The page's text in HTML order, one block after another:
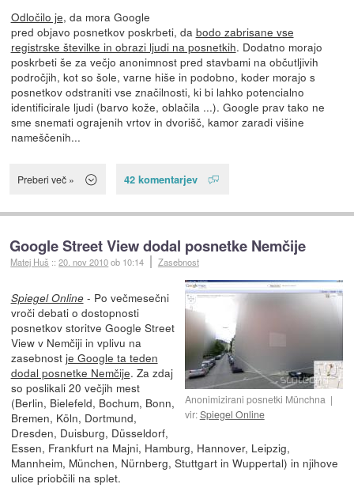
Odločilo je, da mora Google
pred objavo posnetkov poskrbeti, da bodo zabrisane vse
registrske številke in obrazi ljudi na posnetkih. Dodatno morajo
poskrbeti še za večjo anonimnost pred stavbami na občutljivih
področjih, kot so šole, varne hiše in podobno, koder morajo s
posnetkov odstraniti vse značilnosti, ki bi lahko potencialno
identificirale ljudi (barvo kože, oblačila ...). Google prav tako ne
sme snemati ograjenih vrtov in dvorišč, kamor zaradi višine
nameščenih...
Preberi več » 42 komentarjev
Google Street View dodal posnetke Nemčije
Matej Huš ::20. nov 2010ob 10:14 Zasebnost
Anonimizirani posnetki Münchna
vir:Spiegel Online
Spiegel Online- Po večmesečni
vroči debati o dostopnosti
posnetkov storitve Google Street
View v Nemčiji in vplivu na
zasebnost je Google ta teden
dodal posnetke Nemčije. Za zdaj
so poslikali 20 večjih mest
(Berlin, Bielefeld, Bochum, Bonn,
Bremen, Köln, Dortmund,
Dresden, Duisburg, Düsseldorf,
Essen, Frankfurt na Majni, Hamburg, Hannover, Leipzig,
Mannheim, München, Nürnberg, Stuttgart in Wuppertal) in njihove
ulice priobčili na splet.